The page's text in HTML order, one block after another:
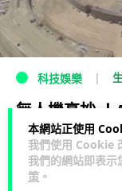
本網站正使用
我們使用 Cookie
我們的網站即表示
策 。
科技娛樂
無人機高抄
片曝光
12 年前